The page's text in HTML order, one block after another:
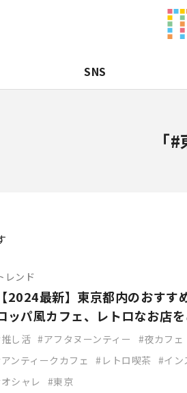
SNS
「
レンド
【2024最新】東京都内のおす
ッパ風カフェ、レトロなお店
推し活 アフタヌーンティー 夜カフェ
アンティークカフェ
レトロ喫茶 イン
オシャレ
東京